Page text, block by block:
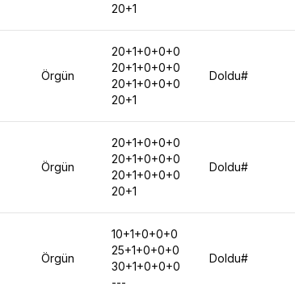
20+1
Örgün
20+1+0+0+0
20+1+0+0+0
20+1+0+0+0
20+1
Doldu#
Örgün
20+1+0+0+0
20+1+0+0+0
20+1+0+0+0
20+1
Doldu#
Örgün
10+1+0+0+0
25+1+0+0+0
30+1+0+0+0
---
Doldu#